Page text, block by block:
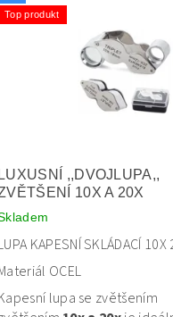
Top produkt
LUXUSNÍ ,,DVOJLUPA,,
10X A 20X
KAPESNÍ SKLÁDACÍ 10X
OCEL
lupa se zvětšením